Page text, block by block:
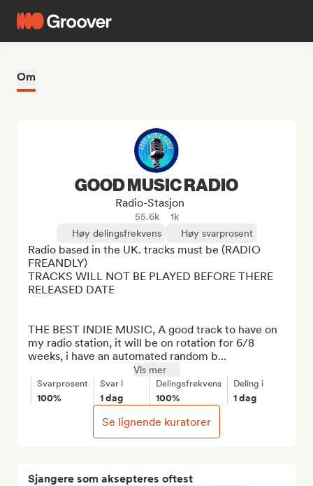
Om
Sjangere som aksepteres oftest
GOOD MUSIC RADIO
Radio-Stasjon
55.6k
1k
Høy delingsfrekvens
Høy svarprosent
Radio based in the UK. tracks must be (RADIO
FREANDLY)
TRACKS WILL NOT BE PLAYED BEFORE THERE
RELEASED DATE
THE BEST INDIE MUSIC, A good track to have on
my radio station, it will be on rotation for 6/8
weeks, i have an automated random b...
Vis mer
Svarprosent
100%
Svar i
1 dag
Delingsfrekvens
100%
Deling i
1 dag
Se lignende kuratorer